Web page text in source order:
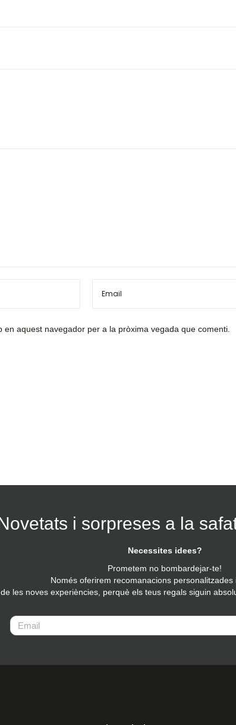
aquest navegador per a la pròxima vegada que comenti.
i sorpreses a la
Necessites idees?
Prometem no bombardejar-te!
Només oferirem recomanacions personalitzades
de les noves experiències, perquè els teus regals siguin